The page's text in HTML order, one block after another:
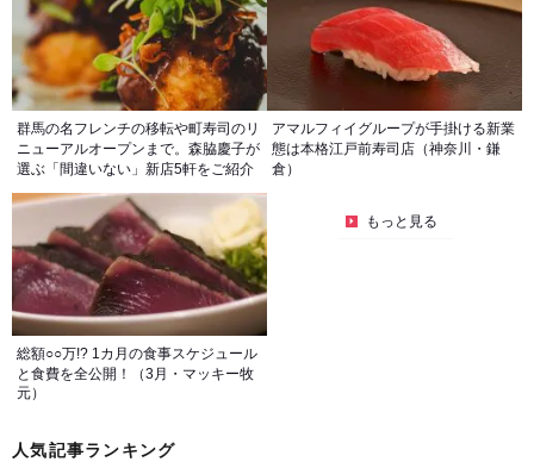
群馬の名フレンチの移転や町寿司のリ
ニューアルオープンまで。森脇慶子が
選ぶ「間違いない」新店5軒をご紹介
アマルフィイグループが手掛ける新業
態は本格江戸前寿司店（神奈川・鎌
倉）
総額○○万!? 1カ月の食事スケジュール
と食費を全公開！（3月・マッキー牧
元）
もっと見る
人気記事ランキング